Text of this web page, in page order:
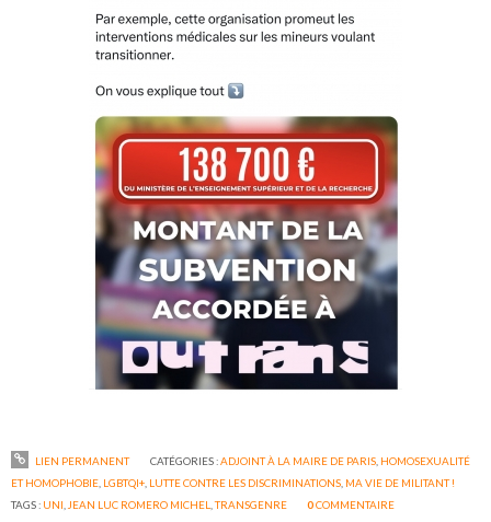
LIEN PERMANENT CATÉGORIES :ADJOINT À LA MAIRE DE PARIS, HOMOSEXUALITÉ
ET HOMOPHOBIE LGBTQI+ LUTTE CONTRE LES DISCRIMINATIONS MA VIE DE MILITANT !
TAGS : UNI JEAN LUC ROMERO MICHEL ,TRANSGENRE 0COMMENTAIRE